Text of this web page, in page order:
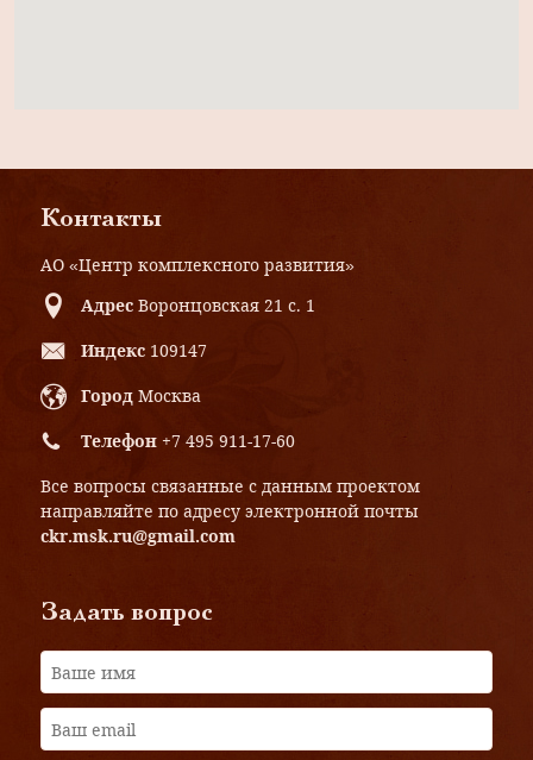
Контакты
АО «Центр комплексного развития»
Адрес Воронцовская 21 с. 1
Индекс 109147
Город Москва
Телефон +7 495 911-17-60
Все вопросы связанные с данным проектом
направляйте по адресу электронной почты
ckr.msk.ru@gmail.com
Задать вопрос